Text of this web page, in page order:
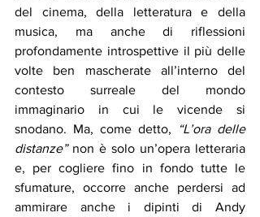
del cinema, della letteratura e della
musica, ma anche di riflessioni
profondamente introspettive il più delle
volte ben mascherate all’interno del
contesto surreale del mondo
immaginario in cui le vicende si
snodano. Ma, come detto,
“L’ora delle
distanze” non è solo un’opera letteraria
e, per cogliere fino in fondo tutte le
sfumature, occorre anche perdersi ad
ammirare anche i dipinti di Andy